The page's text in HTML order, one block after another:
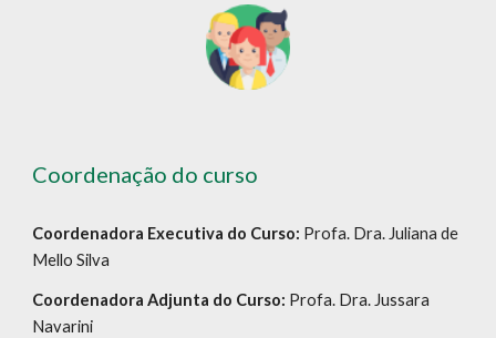
Coordenação do curso
Coordenadora Executiva do Curso: Profa. Dra. Juliana de
Mello Silva
Coordenadora Adjunta do Curso: Profa. Dra. Jussara
Navarini